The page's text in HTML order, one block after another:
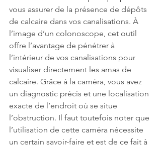
vous assurer de la présence de dépôts
de calcaire dans vos canalisations. À
l’image d’un colonoscope, cet outil
offre l’avantage de pénétrer à
l’intérieur de vos canalisations pour
visualiser directement les amas de
calcaire. Grâce à la caméra, vous avez
un diagnostic précis et une localisation
exacte de l’endroit où se situe
l’obstruction. Il faut toutefois noter que
l’utilisation de cette caméra nécessite
un certain savoir-faire et est de ce fait à